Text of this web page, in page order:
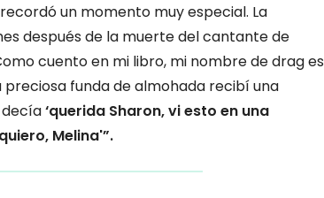
un momento muy especial. La
después de la muerte del cantante de
cuento en mi libro, mi nombre de drag es
preciosa funda de almohada recibí una
decía‘querida Sharon, vi esto en una
Melina'”.